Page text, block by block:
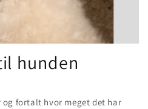
hunden
og fortalt hvor meget det har